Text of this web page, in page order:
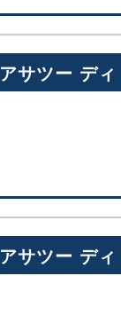
アサツー デ
アサツー デ